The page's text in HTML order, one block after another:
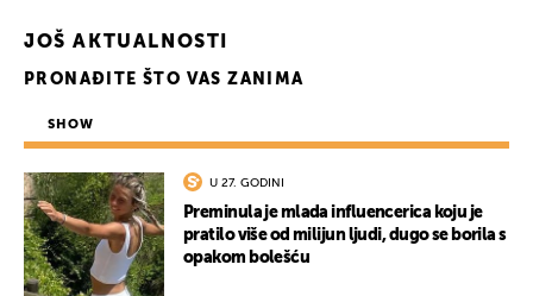
JOŠ AKTUALNOSTI
PRONAĐITE ŠTO VAS ZANIMA
SHOW
U 27. GODINI
Preminula je mlada influencerica koju je
pratilo više od milijun ljudi, dugo se borila s
opakom bolešću